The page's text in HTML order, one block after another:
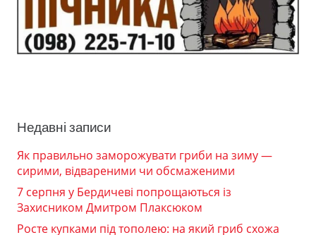
Недавні записи
Як правильно заморожувати гриби на зиму —
сирими, відвареними чи обсмаженими
7 серпня у Бердичеві попрощаються із
Захисником Дмитром Плаксюком
Росте купками під тополею: на який гриб схожа